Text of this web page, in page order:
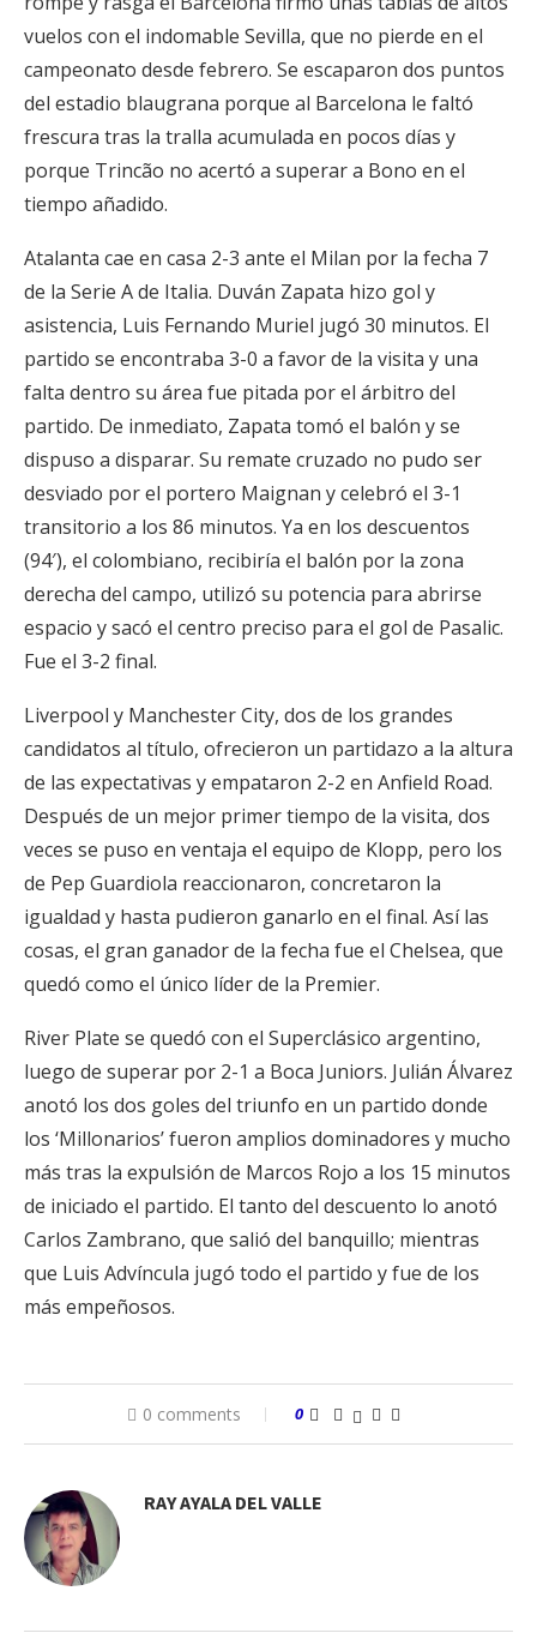
vuelos con el indomable Sevilla, que no pierde en el
campeonato desde febrero. Se escaparon dos puntos
del estadio blaugrana porque al Barcelona le faltó
frescura tras la tralla acumulada en pocos días y
porque Trincão no acertó a superar a Bono en el
tiempo añadido.
Atalanta cae en casa 2-3 ante el Milan por la fecha 7
de la Serie A de Italia. Duván Zapata hizo gol y
asistencia, Luis Fernando Muriel jugó 30 minutos. El
partido se encontraba 3-0 a favor de la visita y una
falta dentro su área fue pitada por el árbitro del
partido. De inmediato, Zapata tomó el balón y se
dispuso a disparar. Su remate cruzado no pudo ser
desviado por el portero Maignan y celebró el 3-1
transitorio a los 86 minutos. Ya en los descuentos
(94′), el colombiano, recibiría el balón por la zona
derecha del campo, utilizó su potencia para abrirse
espacio y sacó el centro preciso para el gol de Pasalic.
Fue el 3-2 final.
Liverpool y Manchester City, dos de los grandes
candidatos al título, ofrecieron un partidazo a la altura
de las expectativas y empataron 2-2 en Anfield Road.
Después de un mejor primer tiempo de la visita, dos
veces se puso en ventaja el equipo de Klopp, pero los
de Pep Guardiola reaccionaron, concretaron la
igualdad y hasta pudieron ganarlo en el final. Así las
cosas, el gran ganador de la fecha fue el Chelsea, que
quedó como el único líder de la Premier.
River Plate se quedó con el Superclásico argentino,
luego de superar por 2-1 a Boca Juniors. Julián Álvarez
anotó los dos goles del triunfo en un partido donde
los ‘Millonarios’ fueron amplios dominadores y mucho
más tras la expulsión de Marcos Rojo a los 15 minutos
de iniciado el partido. El tanto del descuento lo anotó
Carlos Zambrano, que salió del banquillo; mientras
que Luis Advíncula jugó todo el partido y fue de los
más empeñosos.
0 comments 0
RAY AYALA DEL VALLE